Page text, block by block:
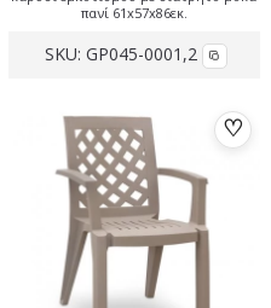
SKU: GP045-0001,2
πανί 61x57x86εκ.
♡